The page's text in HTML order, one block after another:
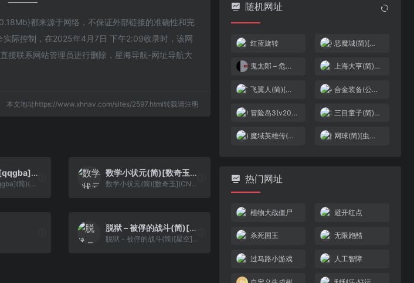
都来源于网络，不保证外部链接的准确性和完
际控制，在2025年4月7日 下午2:09收录时，该网
接联系网站管理员进行删除，星海导航-网址导航大
本文地址https://www.xhnav.com/sites/2597.html转载请注明
拳皇EX – 新血[qqgba](简)(JP)(64.2Mb)
拳皇EX - 新血[qqgba](简)(JP)(64.2Mb)
数学小状元(简)[数奇玉](CN)[ETC](1.5Mb)
数学小状元(简)[数奇玉](CN)[ETC](1.5Mb)
脱狱 – 被俘的战斗(简)[星空](JP)[ACT](2Mb)
脱狱 - 被俘的战斗(简)[星空](JP)[ACT](2Mb)
随机网址
红蓝旋转 恶魔城(简)[虫儿](JP)[ACT](1Mb)
鬼太郎 – 危机一发!妖怪列岛[混沌星辰](简)(JP)(128Mb) 上海大亨(简)[外星科技](CN)[TAB](4Mb)
飞翼人(简)[金明](US)[STG](1Mb) 合金装备(公测2)(简)[热血的鱼缸](JP)[AVG](2Mb)
冒险岛3(v20110101)(繁)[Nokoh](JP)[ACT](2.18Mb) 三目童子(简)[高伟](JP)[ACT](2Mb)
魔域英雄传(简)[外星科技](CN)[RPG](4Mb) 网球(简)[虫儿](JU)[SPG](0.18Mb)
热门网址
植物大战僵尸 避开红点
杀死国王 无限跑酷
过马路小游戏 人工智障